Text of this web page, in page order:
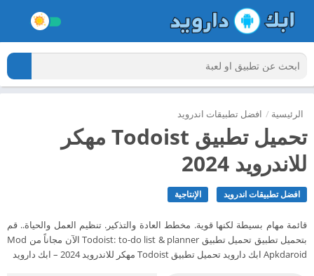
الرئيسية / افضل تطبيقات اندرويد
تحميل تطبيق Todoist مهكر
للاندرويد 2024
افضل تطبيقات اندرويد الإنتاجية
قائمة مهام بسيطة لكنها قوية. مخطط العادة والتذكير. تنظيم العمل والحياة.. قم
بتحميل تطبيق تحميل تطبيق Todoist: to-do list & planner الآن مجاناً من Mod
Apkdaroid ابك دارويد تحميل تطبيق Todoist مهكر للاندرويد 2024 – ابك دارويد